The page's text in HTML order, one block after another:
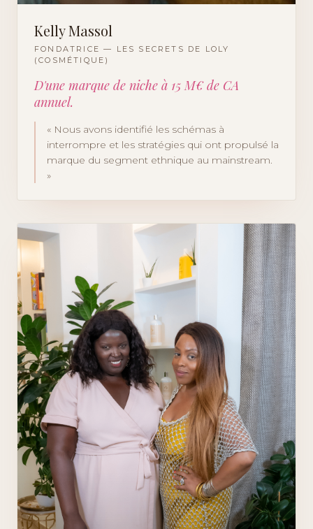
Kelly Massol
FONDATRICE — LES SECRETS DE LOLY
(COSMÉTIQUE)
D'une marque de niche à 15 M€ de CA
annuel.
« Nous avons identifié les schémas à
interrompre et les stratégies qui ont propulsé la
marque du segment ethnique au mainstream.
»